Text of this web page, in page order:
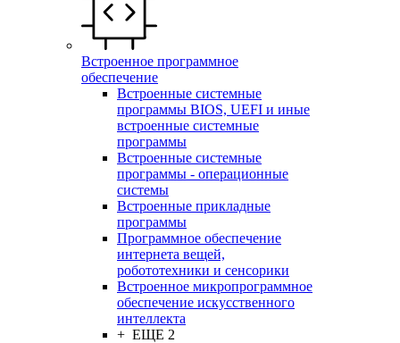
Встроенное программное
обеспечение
Встроенные системные
программы BIOS, UEFI и иные
встроенные системные
программы
Встроенные системные
программы - операционные
системы
Встроенные прикладные
программы
Программное обеспечение
интернета вещей,
робототехники и сенсорики
Встроенное микропрограммное
обеспечение искусственного
интеллекта
+ ЕЩЕ 2